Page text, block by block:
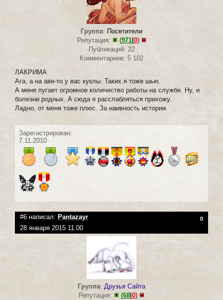
Группа: Посетители
Репутация:
(971|0)
Публикаций: 22
Комментариев: 5 102
ЛАКРИМА
Ага, а на аве-то у вас куклы. Таких я тоже шью.
А меня пугает огромное количество работы на службе. Ну, и
болезни родных. А сюда я расслабляться прихожу.
Ладно, от меня тоже плюс. За наивность истории.
Зарегистрирован:
7.11.2010
#6 написал: Pantazayr 0
28 января 2015 11:00
Группа: Друзья Сайта
Репутация:
(68 0)